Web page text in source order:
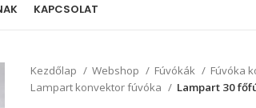
KAPCSOLAT
Kezdőlap Webshop Fúvókák
Fúvóka
Lampart konvektor fúvóka
Lampart 30